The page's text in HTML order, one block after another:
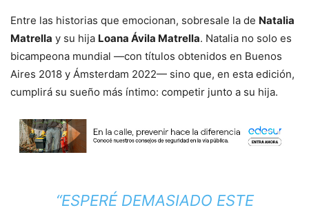
Entre las historias que emocionan, sobresale la de Natalia
Matrella y su hija Loana Ávila Matrella. Natalia no solo es
bicampeona mundial —con títulos obtenidos en Buenos
Aires 2018 y Ámsterdam 2022— sino que, en esta edición,
cumplirá su sueño más íntimo: competir junto a su hija.
“ESPERÉ DEMASIADO ESTE